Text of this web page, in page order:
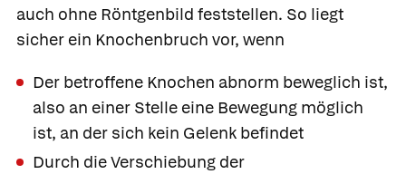
auch ohne Röntgenbild feststellen. So liegt
sicher ein Knochenbruch vor, wenn
Der betroffene Knochen abnorm beweglich ist,
also an einer Stelle eine Bewegung möglich
ist, an der sich kein Gelenk befindet
Durch die Verschiebung der